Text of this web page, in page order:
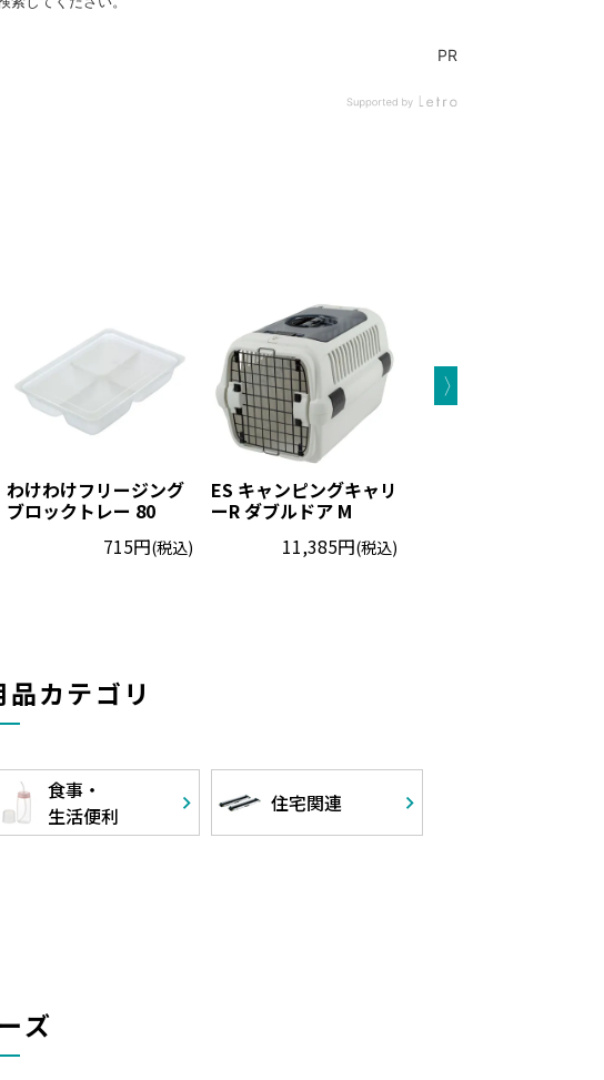
わけわけフリージング
ブロックトレー 80
715円(税込)
ES キャンピングキャリ
ーR ダブルドア M
11,385円(税込)
カテゴリ
食事・
生活便利
住宅関連
ズ